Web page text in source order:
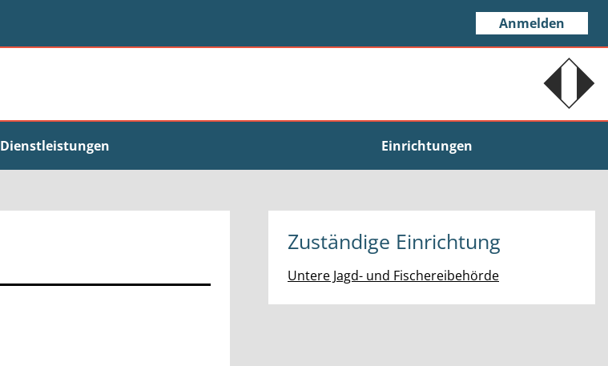
Anmelden
Dienstleistungen Einrichtungen
Zuständige Einrichtung
Untere Jagd- und Fischereibehörde